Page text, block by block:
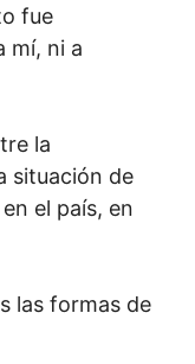
fue
mí, ni a
la
situación de
el país, en
las formas de